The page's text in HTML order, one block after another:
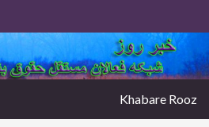
Search for:
Khabare Rooz